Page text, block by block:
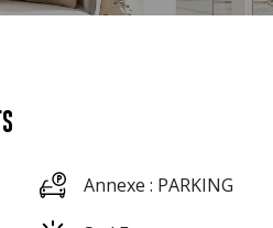
Annexe : PARKING